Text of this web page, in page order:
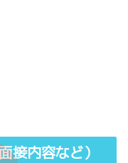
接内容など）